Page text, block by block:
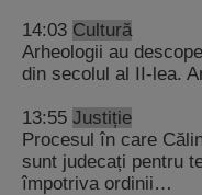
14:03 Cultură
Arheologii au
din secolul al II-lea.
13:55 Justiție
Procesul în care
sunt judecați pentru
împotriva ordinii…